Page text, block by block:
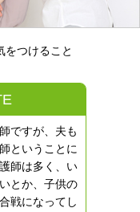
をつけること
ですが、夫も
ということに
師は多く、い
とか、子供の
戦になってし